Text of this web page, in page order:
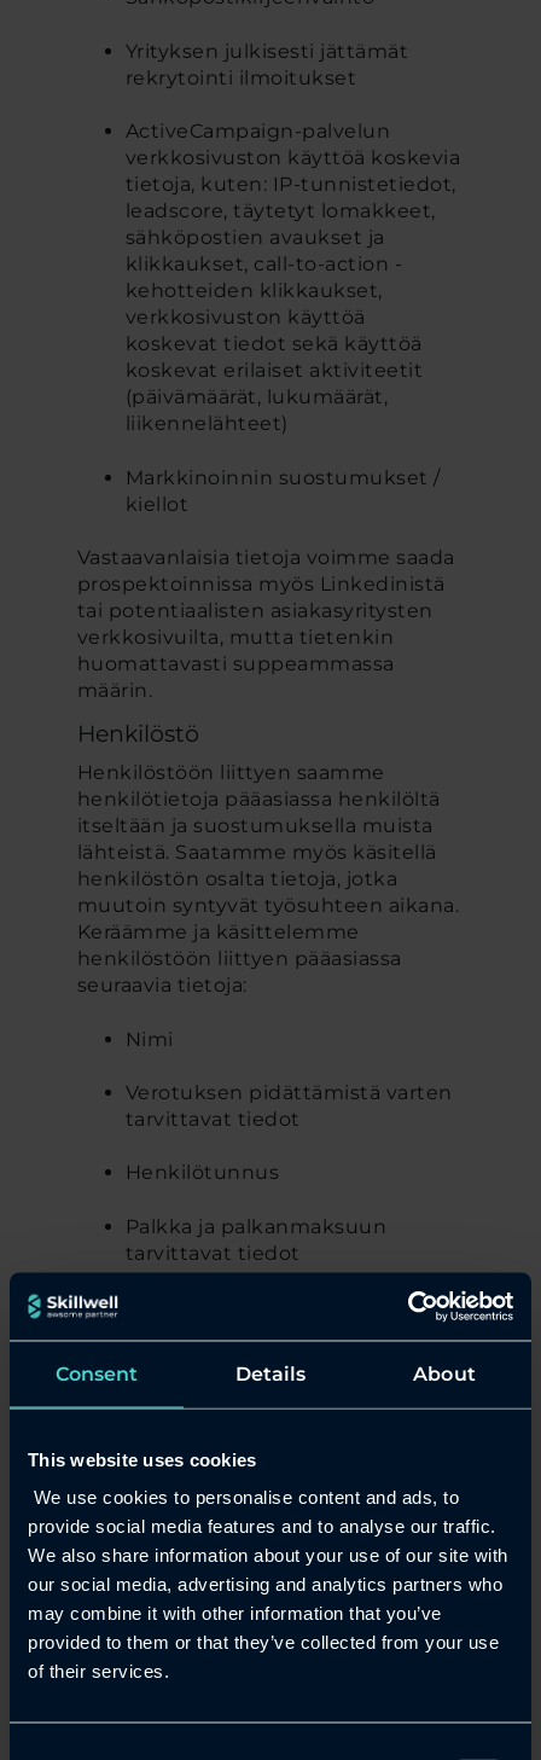
Consent Details About
This website uses cookies
We use cookies to personalise content and ads, to
provide social media features and to analyse our traffic.
We also share information about your use of our site with
our social media, advertising and analytics partners who
may combine it with other information that you’ve
provided to them or that they’ve collected from your use
of their services.
Yrityksen julkisesti jättämät
rekrytointi ilmoitukset
ActiveCampaign-palvelun
verkkosivuston käyttöä koskevia
tietoja, kuten: IP-tunnistetiedot,
leadscore, täytetyt lomakkeet,
sähköpostien avaukset ja
klikkaukset, call-to-action -
kehotteiden klikkaukset,
verkkosivuston käyttöä
koskevat tiedot sekä käyttöä
koskevat erilaiset aktiviteetit
(päivämäärät, lukumäärät,
liikennelähteet)
Markkinoinnin suostumukset /
kiellot
Vastaavanlaisia tietoja voimme saada
prospektoinnissa myös Linkedinistä
tai potentiaalisten asiakasyritysten
verkkosivuilta, mutta tietenkin
huomattavasti suppeammassa
määrin.
Henkilöstö
Henkilöstöön liittyen saamme
henkilötietoja pääasiassa henkilöltä
itseltään ja suostumuksella muista
lähteistä. Saatamme myös käsitellä
henkilöstön osalta tietoja, jotka
muutoin syntyvät työsuhteen aikana.
Keräämme ja käsittelemme
henkilöstöön liittyen pääasiassa
seuraavia tietoja:
Nimi
Verotuksen pidättämistä varten
tarvittavat tiedot
Henkilötunnus
Palkka ja palkanmaksuun
tarvittavat tiedot
Sairauspoissaolotiedot
Työsopimus
Työnhakijat
Työnhakijoihin liittyen saamme
henkilötietoja työnhakijöiden osalta
työnhakijoilta itseltään ja
suostumuksellaan muista lähteistä
(kuten LinkedIn, suosittelijat sekä
soveltuvuustestit).